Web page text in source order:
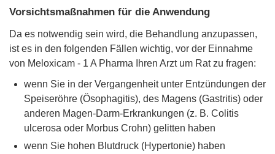
Vorsichtsmaßnahmen für die Anwendung
Da es notwendig sein wird, die Behandlung anzupassen,
ist es in den folgenden Fällen wichtig, vor der Einnahme
von Meloxicam - 1 A Pharma Ihren Arzt um Rat zu fragen:
wenn Sie in der Vergangenheit unter Entzündungen der
Speiseröhre (Ösophagitis), des Magens (Gastritis) oder
anderen Magen-Darm-Erkrankungen (z. B. Colitis
ulcerosa oder Morbus Crohn) gelitten haben
wenn Sie hohen Blutdruck (Hypertonie) haben